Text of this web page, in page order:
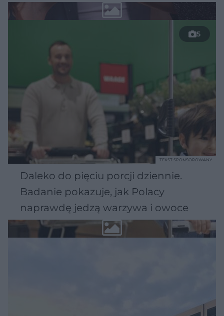
5
Daleko do pięciu porcji dziennie.
Badanie pokazuje, jak Polacy
naprawdę jedzą warzywa i owoce
TEKST SPONSOROWANY